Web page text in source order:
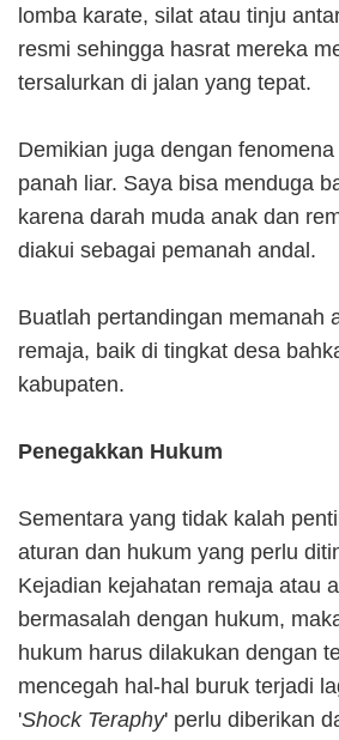
lomba karate, silat atau tinju
resmi sehingga hasrat mereka
tersalurkan di jalan yang tepat.
Demikian juga dengan
panah liar. Saya bisa menduga
karena darah muda anak dan
diakui sebagai pemanah andal.
Buatlah pertandingan memanah
remaja, baik di tingkat desa
kabupaten.
Penegakkan Hukum
Sementara yang tidak kalah
aturan dan hukum yang perlu
Kejadian kejahatan remaja atau
bermasalah dengan hukum,
hukum harus dilakukan dengan
mencegah hal-hal buruk terjadi
'Shock Teraphy' perlu diberikan